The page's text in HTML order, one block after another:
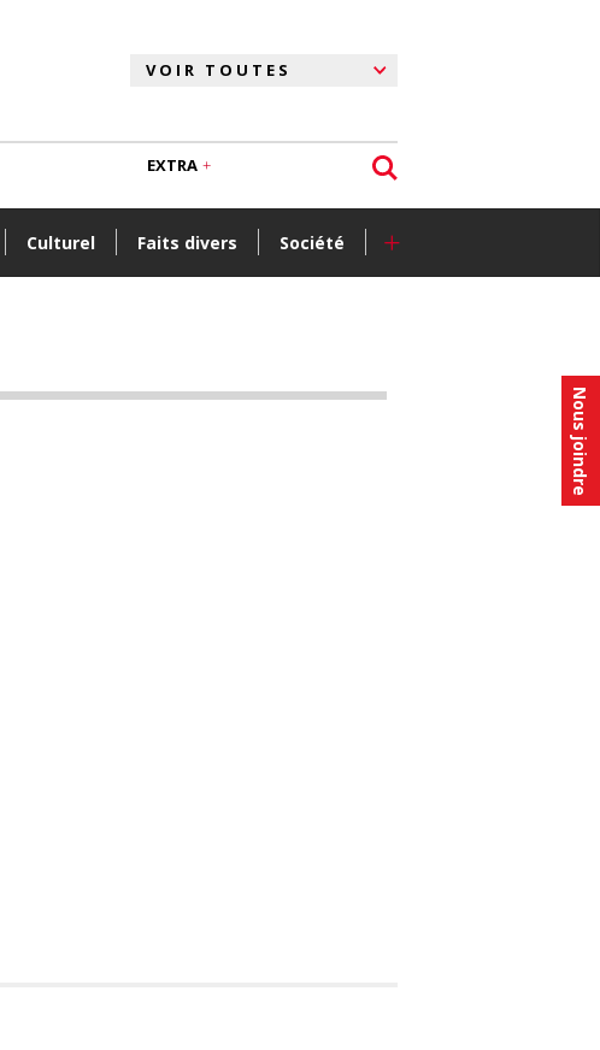
Nous joindre
Culturel Faits divers Société +
EXTRA